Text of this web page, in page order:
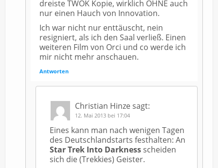
dreiste TWOK Kopie, wirklich OHNE auch
nur einen Hauch von Innovation.
Ich war nicht nur enttäuscht, nein
resigniert, als ich den Saal verließ. Einen
weiteren Film von Orci und co werde ich
mir nicht mehr anschauen.
Antworten
Christian Hinze sagt:
12. Mai 2013 bei 17:04
Eines kann man nach wenigen Tagen
des Deutschlandstarts festhalten: An
Star Trek Into Darkness scheiden
sich die (Trekkies) Geister.